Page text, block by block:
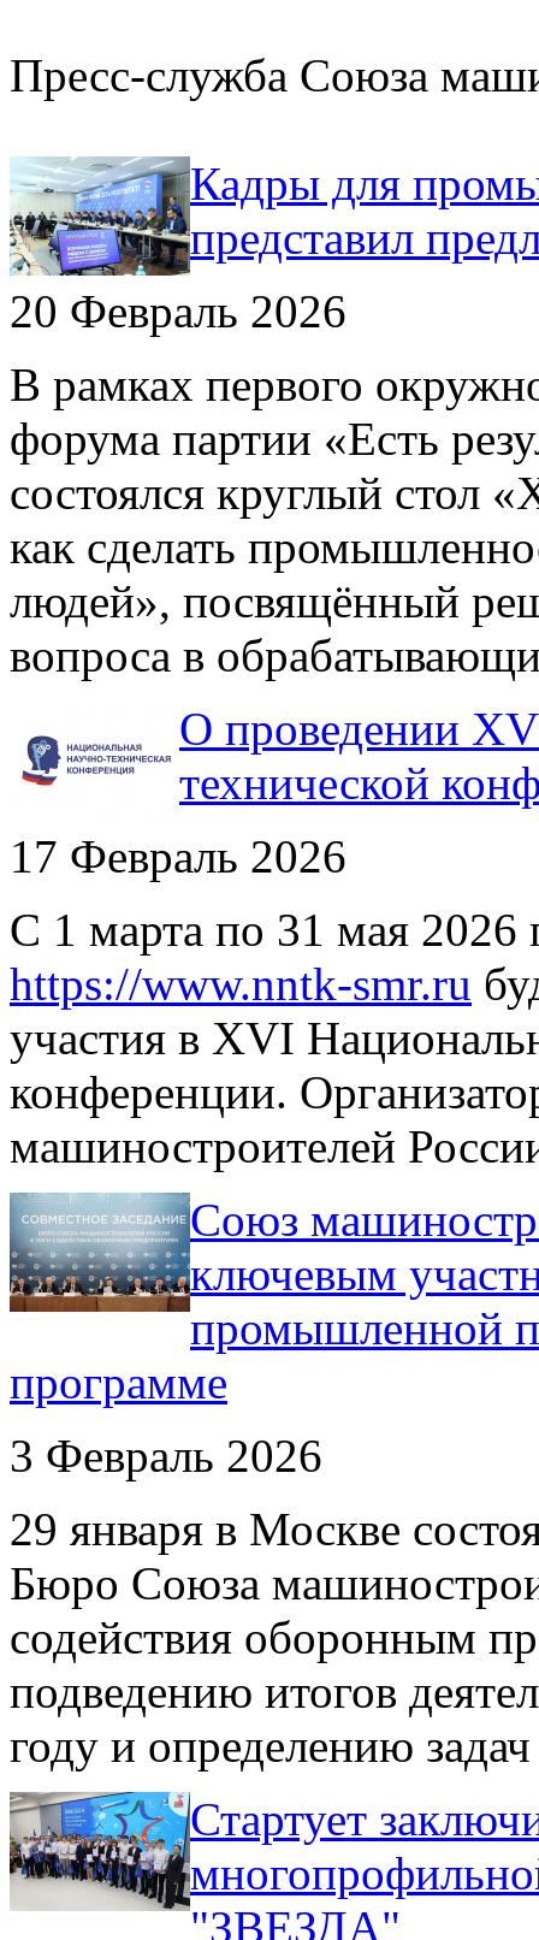
Пресс-служба Союза
Кадры для
представил
20 Февраль 2026
В рамках первого
форума партии «Есть
состоялся круглый стол
как сделать
людей», посвящённый
вопроса в
О проведении
технической
17 Февраль 2026
С 1 марта по 31 мая 2026
https://www.nntk-smr.ru
участия в XVI
конференции.
машиностроителей
Союз
ключевым
промышленной
программе
3 Февраль 2026
​29 января в Москве
Бюро Союза
содействия оборонным
подведению итогов
году и определению
Стартует
"ЗВЕЗДА"